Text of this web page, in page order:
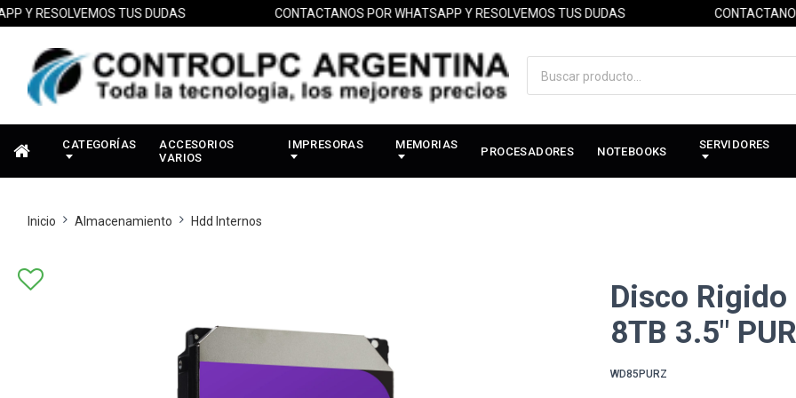
TUS DUDAS CONTACTANOS POR WHATSAPP Y RESOLVEMOS TUS DUDAS CONTACTANOS
CATEGORÍAS
ACCESORIOS
VARIOS
IMPRESORAS MEMORIAS PROCESADORES NOTEBOOKS SERVIDORES
Inicio Almacenamiento Hdd Internos
Disco
8TB 3.5"
WD85PURZ